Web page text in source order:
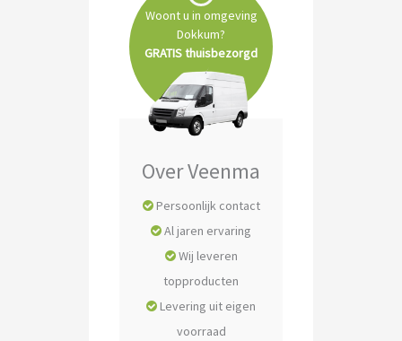
Woont u in omgeving
Dokkum?
GRATIS thuisbezorgd
Over Veenma
Persoonlijk contact
Al jaren ervaring
Wij leveren
topproducten
Levering uit eigen
voorraad